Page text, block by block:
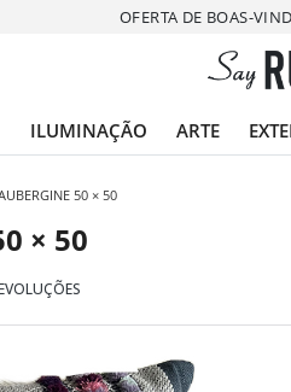
OFERTA DE BOAS-
ILUMINAÇÃO ARTE
50 × 50
× 50